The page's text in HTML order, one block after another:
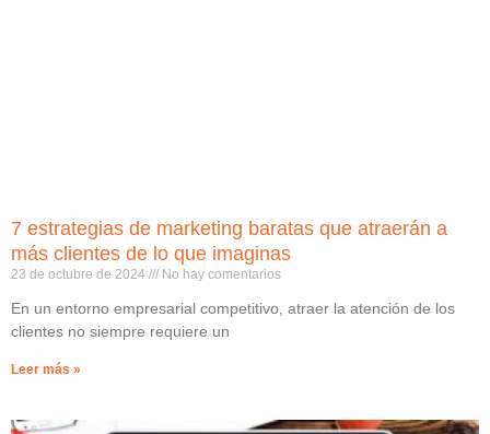
7 estrategias de marketing baratas que atraerán a
más clientes de lo que imaginas
23 de octubre de 2024 No hay comentarios
En un entorno empresarial competitivo, atraer la atención de los
clientes no siempre requiere un
Leer más »